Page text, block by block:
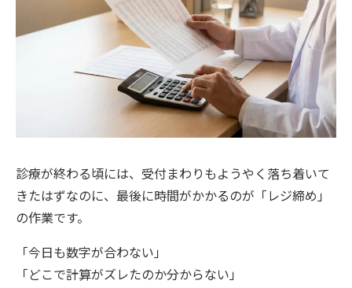
診療が終わる頃には、受付まわりもようやく落ち着いて
きたはずなのに、最後に時間がかかるのが「レジ締め」
の作業です。
「今日も数字が合わない」
「どこで計算がズレたのか分からない」